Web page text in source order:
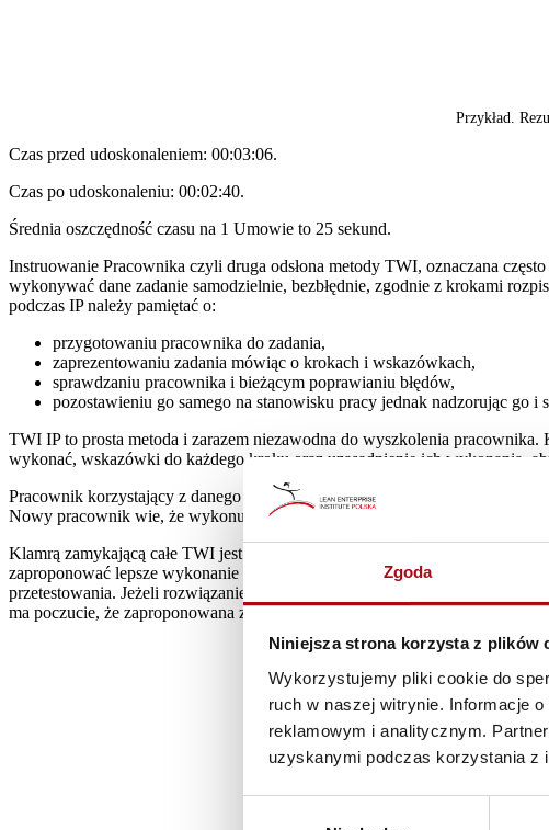
Zgoda
Niniejsza strona korzysta z plików
Wykorzystujemy pliki cookie do
ruch w naszej witrynie. Informacje
reklamowym i analitycznym.
uzyskanymi podczas korzystania z
Przykład.
Czas przed udoskonaleniem: 00:03:06.
Czas po udoskonaleniu: 00:02:40.
Średnia oszczędność czasu na 1 Umowie to 25 sekund.
Instruowanie Pracownika czyli druga odsłona metody TWI, oznaczana
wykonywać dane zadanie samodzielnie, bezbłędnie, zgodnie z krokami
podczas IP należy pamiętać o:
przygotowaniu pracownika do zadania,
zaprezentowaniu zadania mówiąc o krokach i wskazówkach,
sprawdzaniu pracownika i bieżącym poprawianiu błędów,
pozostawieniu go samego na stanowisku pracy jednak nadzorując go
TWI IP to prosta metoda i zarazem niezawodna do wyszkolenia
wykonać, wskazówki do każdego kroku oraz uzasadnienie ich wykonania,
Pracownik korzystający z danego KPS ma możliwość powrotu do
Nowy pracownik wie, że wykonując daną czynność, wykona ją zgodnie z
Klamrą zamykającą całe TWI jest audyt, jednak ja to nazywam
zaproponować lepsze wykonanie danego kroku czy nawet drobniejszej
przetestowania. Jeżeli rozwiązanie pracownika znajduje poparcie w zespole
ma poczucie, że zaproponowana zmiana będzie poddana analizie. Każdy